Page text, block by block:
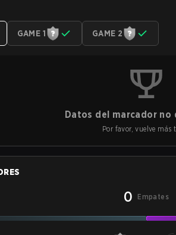
GAME 1 GAME 2
Datos del marcador no
Por favor, vuelve más
0 Empates